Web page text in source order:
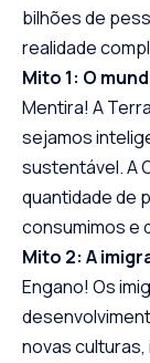
bilhões de
realidade
Mito 1: O
Mentira! A
sejamos
sustentável. A
quantidade de
consumimos e
Mito 2: A
Engano! Os
novas culturas,